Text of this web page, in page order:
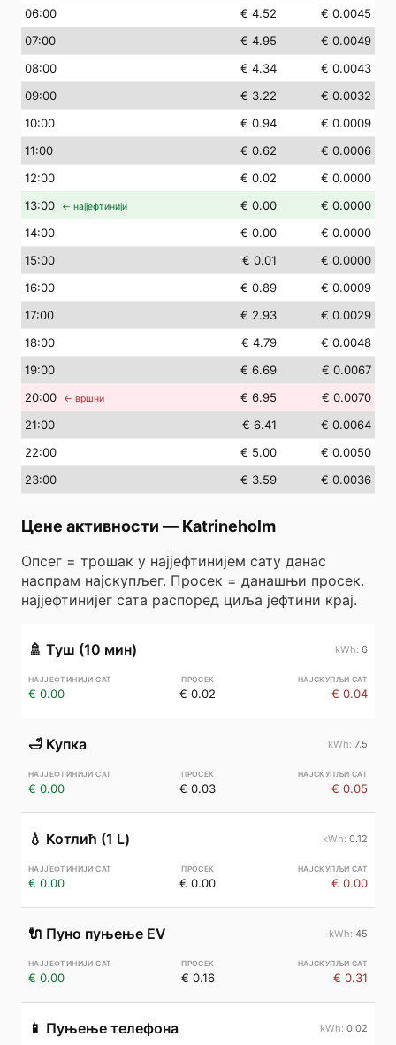
06:00 € 4.52
€ 0.0045
07:00 € 4.95
€ 0.0049
08:00 € 4.34
€ 0.0043
09:00 € 3.22
€ 0.0032
10:00 € 0.94
€ 0.0009
11:00 € 0.62
€ 0.0006
12:00 € 0.02
€ 0.0000
13:00 ← најјефтинији € 0.00
€ 0.0000
14:00 € 0.00
€ 0.0000
15:00 € 0.01
€ 0.0000
16:00 € 0.89
€ 0.0009
17:00 € 2.93
€ 0.0029
18:00 € 4.79
€ 0.0048
19:00 € 6.69
€ 0.0067
20:00 ← вршни € 6.95
€ 0.0070
21:00 € 6.41
€ 0.0064
22:00 € 5.00
€ 0.0050
23:00 € 3.59 € 0.0036
Цене активности — Katrineholm
Опсег = трошак у најјефтинијем сату данас
наспрам најскупљег. Просек = данашњи просек.
најјефтинијег сата распоред циља јефтини крај.
🚿 Туш (10 мин) 6
€ 0.00 € 0.02 € 0.04
🛁 Купка 7.5
€ 0.00 € 0.03 € 0.05
💧 Котлић (1 L) 0.12
€ 0.00 € 0.00 € 0.00
🔌 Пуно пуњење EV 45
€ 0.00 € 0.16 € 0.31
📱 Пуњење телефона 0.02